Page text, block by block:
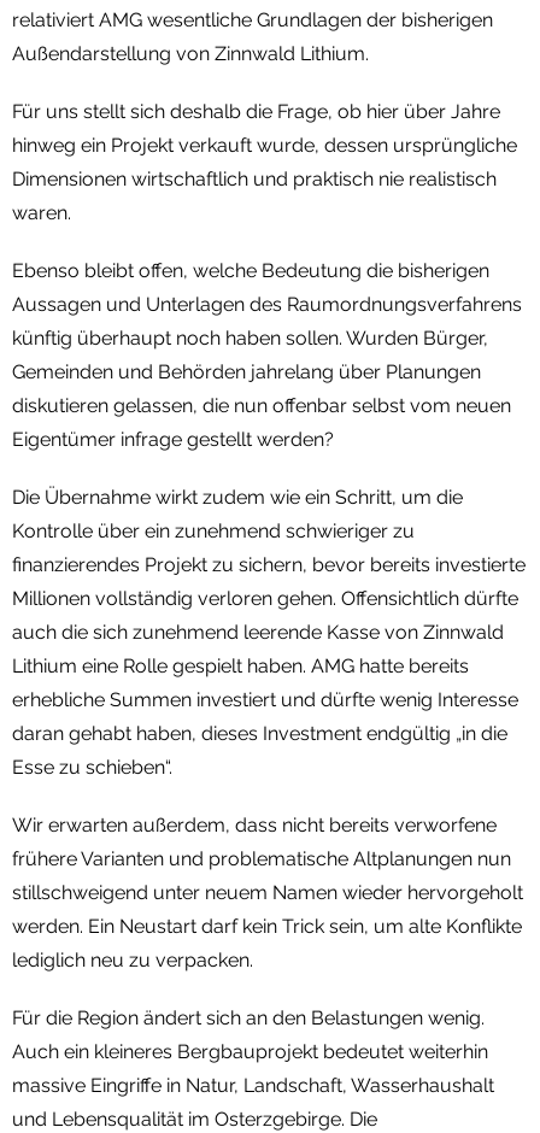
relativiert AMG wesentliche Grundlagen der bisherigen
Außendarstellung von Zinnwald Lithium.
Für uns stellt sich deshalb die Frage, ob hier über Jahre
hinweg ein Projekt verkauft wurde, dessen ursprüngliche
Dimensionen wirtschaftlich und praktisch nie realistisch
waren.
Ebenso bleibt offen, welche Bedeutung die bisherigen
Aussagen und Unterlagen des Raumordnungsverfahrens
künftig überhaupt noch haben sollen. Wurden Bürger,
Gemeinden und Behörden jahrelang über Planungen
diskutieren gelassen, die nun offenbar selbst vom neuen
Eigentümer infrage gestellt werden?
Die Übernahme wirkt zudem wie ein Schritt, um die
Kontrolle über ein zunehmend schwieriger zu
finanzierendes Projekt zu sichern, bevor bereits investierte
Millionen vollständig verloren gehen. Offensichtlich dürfte
auch die sich zunehmend leerende Kasse von Zinnwald
Lithium eine Rolle gespielt haben. AMG hatte bereits
erhebliche Summen investiert und dürfte wenig Interesse
daran gehabt haben, dieses Investment endgültig „in die
Esse zu schieben“.
Wir erwarten außerdem, dass nicht bereits verworfene
frühere Varianten und problematische Altplanungen nun
stillschweigend unter neuem Namen wieder hervorgeholt
werden. Ein Neustart darf kein Trick sein, um alte Konflikte
lediglich neu zu verpacken.
Für die Region ändert sich an den Belastungen wenig.
Auch ein kleineres Bergbauprojekt bedeutet weiterhin
massive Eingriffe in Natur, Landschaft, Wasserhaushalt
und Lebensqualität im Osterzgebirge. Die